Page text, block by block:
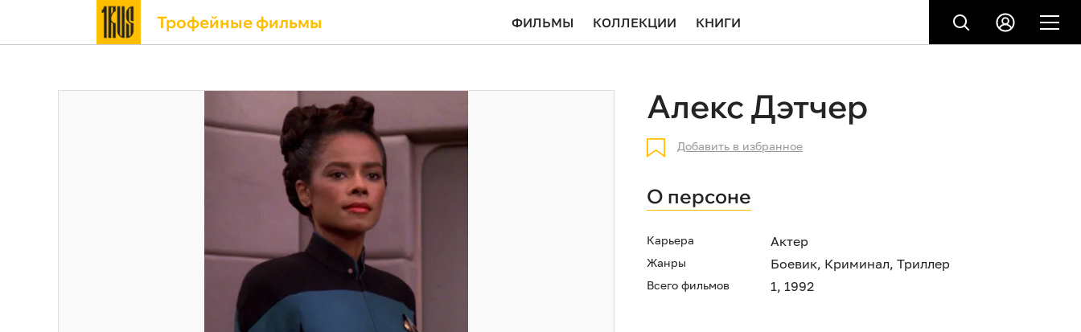
Трофейные фильмы ФИЛЬМЫ КОЛЛЕКЦИИ КНИГИ
Алекс Дэтчер
Добавить в избранное
О персоне
Карьера Актер
Жанры Боевик, Криминал, Триллер
Всего фильмов 1, 1992